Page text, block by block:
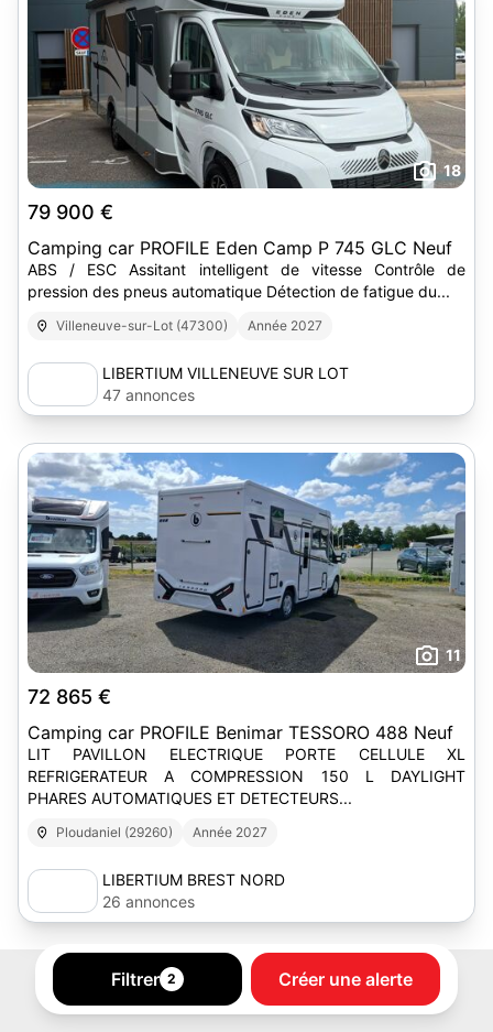
18
79 900 €
Camping car PROFILE Eden Camp P 745 GLC Neuf
ABS / ESC Assitant intelligent de vitesse Contrôle de
pression des pneus automatique Détection de fatigue du...
Villeneuve-sur-Lot (47300) Année 2027
LIBERTIUM VILLENEUVE SUR LOT
47 annonces
11
72 865 €
Camping car PROFILE Benimar TESSORO 488 Neuf
LIT PAVILLON ELECTRIQUE PORTE CELLULE XL
REFRIGERATEUR A COMPRESSION 150 L DAYLIGHT
PHARES AUTOMATIQUES ET DETECTEURS...
Ploudaniel (29260) Année 2027
LIBERTIUM BREST NORD
26 annonces
Filtrer 2 Créer une alerte